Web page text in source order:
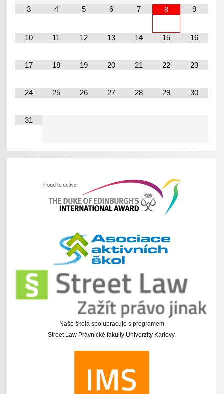
3 4 5 6 7 8 9
10 11 12 13 14 15 16
17 18 19 20 21 22 23
24 25 26 27 28 29 30
31
Naše škola spolupracuje s programem
Street Law Právnické fakulty Univerzity Karlovy.